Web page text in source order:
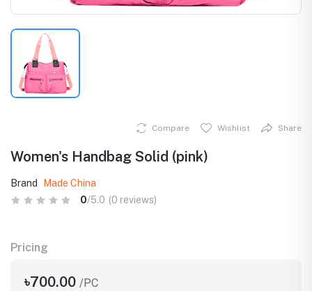
Compare Wishlist Share
Women's Handbag Solid (pink)
Brand
Made China
0/5.0 (0 reviews)
Pricing
৳700.00 /PC